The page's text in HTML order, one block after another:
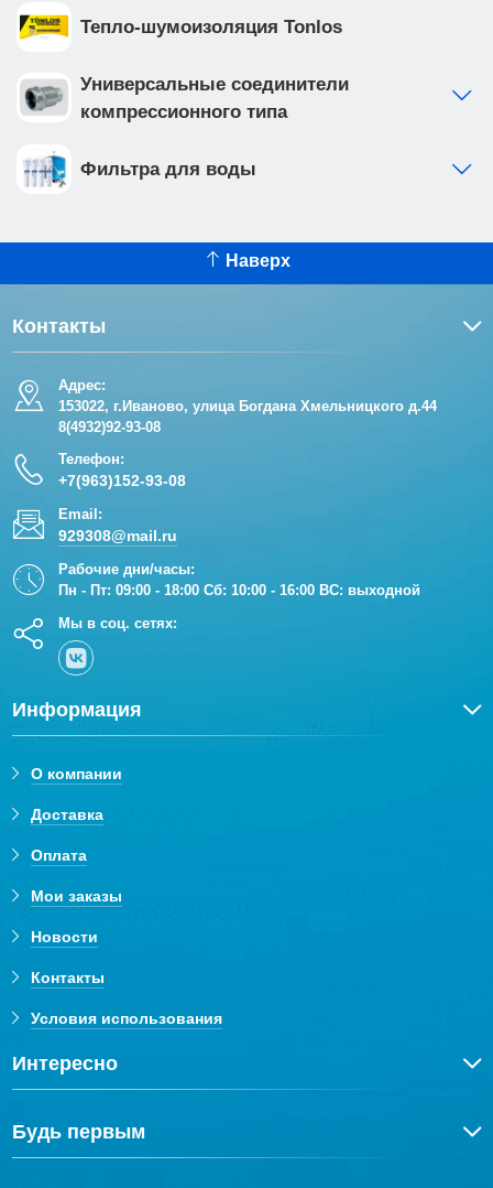
Тепло-шумоизоляция Tonlos
Универсальные соединители
компрессионного типа
Фильтра для воды
Наверх
Контакты
Адрес:
153022, г.Иваново, улица Богдана Хмельницкого д.44
8(4932)92-93-08
Телефон:
+7(963)152-93-08
Email:
929308@mail.ru
Рабочие дни/часы:
Пн - Пт: 09:00 - 18:00 Сб: 10:00 - 16:00 ВС: выходной
Мы в соц. сетях:
Информация
О компании
Доставка
Оплата
Мои заказы
Новости
Контакты
Условия использования
Интересно
Будь первым